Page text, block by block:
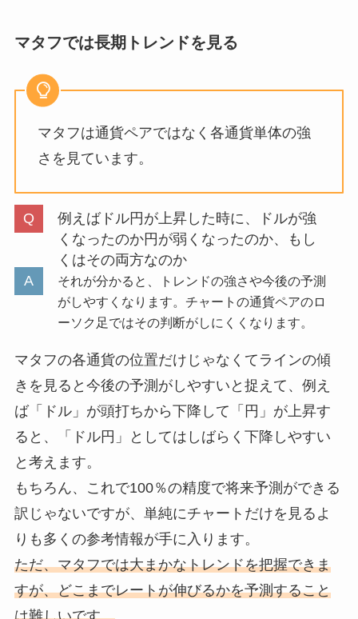
マタフでは長期トレンドを見る
マタフは通貨ペアではなく各通貨単体の強
さを見ています。
例えばドル円が上昇した時に、ドルが強
くなったのか円が弱くなったのか、もし
くはその両方なのか
それが分かると、トレンドの強さや今後の予測
がしやすくなります。チャートの通貨ペアのロ
ーソク足ではその判断がしにくくなります。
マタフの各通貨の位置だけじゃなくてラインの傾
きを見ると今後の予測がしやすいと捉えて、例え
ば「ドル」が頭打ちから下降して「円」が上昇す
ると、「ドル円」としてはしばらく下降しやすい
と考えます。
もちろん、これで100％の精度で将来予測ができる
訳じゃないですが、単純にチャートだけを見るよ
りも多くの参考情報が手に入ります。
ただ、マタフでは大まかなトレンドを把握できま
すが、どこまでレートが伸びるかを予測すること